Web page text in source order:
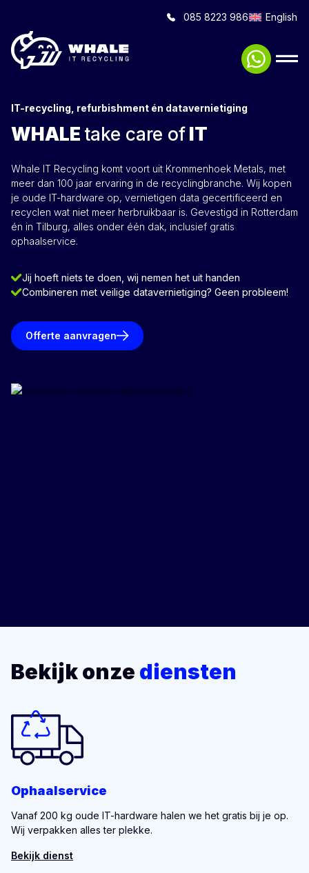
085 8223 986 English
IT-recycling, refurbishment én datavernietiging
WHALE take care ofIT
Whale IT Recycling komt voort uit Krommenhoek Metals, met
meer dan 100 jaar ervaring in de recyclingbranche. Wij kopen
je oude IT-hardware op, vernietigen data gecertificeerd en
recyclen wat niet meer herbruikbaar is. Gevestigd in Rotterdam
én in Tilburg, alles onder één dak, inclusief gratis
ophaalservice.
Jij hoeft niets te doen, wij nemen het uit handen
Combineren met veilige datavernietiging? Geen probleem!
Offerte aanvragen
Bekijk onze diensten
Ophaalservice
Vanaf 200 kg oude IT-hardware halen we het gratis bij je op.
Wij verpakken alles ter plekke.
Bekijk dienst